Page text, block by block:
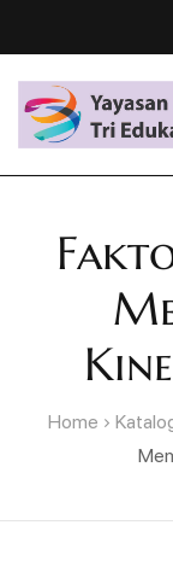
Home